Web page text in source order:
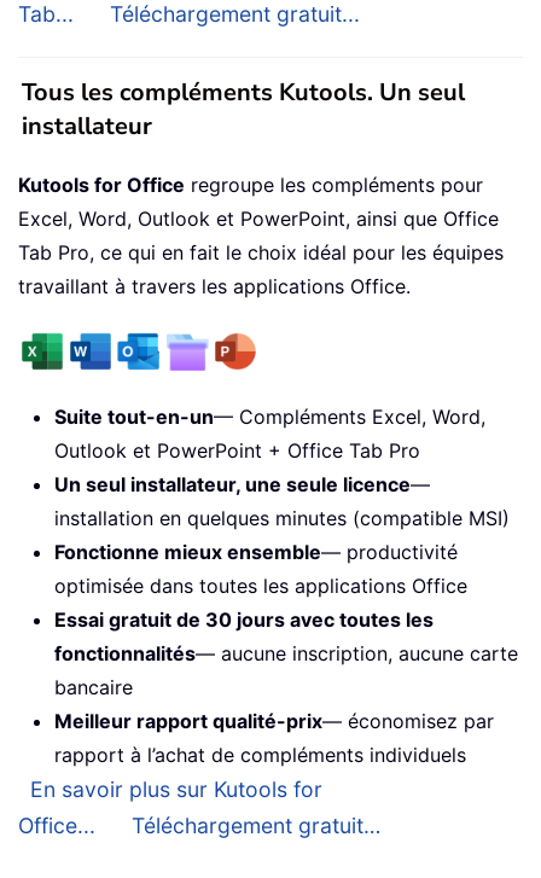
Tab...
Téléchargement gratuit...
Tous les compléments Kutools. Un seul
installateur
Kutools for Office regroupe les compléments pour
Excel, Word, Outlook et PowerPoint, ainsi que Office
Tab Pro, ce qui en fait le choix idéal pour les équipes
travaillant à travers les applications Office.
Suite tout-en-un— Compléments Excel, Word,
Outlook et PowerPoint + Office Tab Pro
Un seul installateur, une seule licence—
installation en quelques minutes (compatible MSI)
Fonctionne mieux ensemble— productivité
optimisée dans toutes les applications Office
Essai gratuit de 30 jours avec toutes les
fonctionnalités— aucune inscription, aucune carte
bancaire
Meilleur rapport qualité-prix— économisez par
rapport à l’achat de compléments individuels
En savoir plus sur Kutools for
Office...
Téléchargement gratuit…